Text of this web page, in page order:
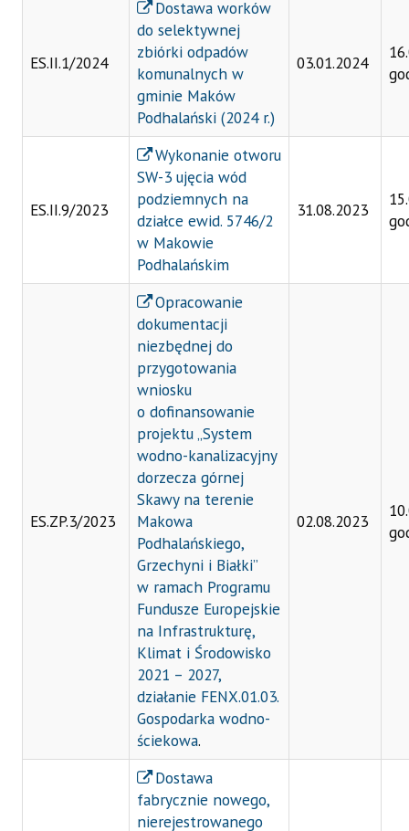
ES.II.1/2024
Dostawa worków
do selektywnej
zbiórki odpadów
komunalnych w
gminie Maków
Podhalański (2024 r.)
03.01.2024
ES.II.9/2023
Wykonanie otworu
SW-3 ujęcia wód
podziemnych na
działce ewid. 5746/2
w Makowie
Podhalańskim
31.08.2023
ES.ZP.3/2023
Opracowanie
dokumentacji
niezbędnej do
przygotowania
wniosku
o dofinansowanie
projektu „System
wodno-kanalizacyjny
dorzecza górnej
Skawy na terenie
Makowa
Podhalańskiego,
Grzechyni i Białki”
w ramach Programu
Fundusze Europejskie
na Infrastrukturę,
Klimat i Środowisko
2021 – 2027,
działanie FENX.01.03.
Gospodarka wodno-
ściekowa.
02.08.2023
Dostawa
fabrycznie nowego,
nierejestrowanego